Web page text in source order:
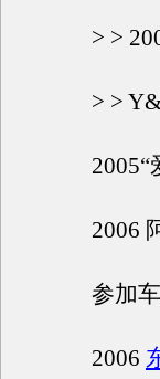
> >
> >
2005“爱
2006 阿
参加车
2006